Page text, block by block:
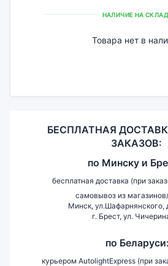
НАЛИЧИЕ НА
Товара нет в
БЕСПЛАТНАЯ
ЗАКАЗОВ:
по Минску и
бесплатная доставка (при
самовывоз из
Минск, ул.Шафарнянского,
г. Брест, ул.
по Беларуси:
курьером AutolightExpress (при